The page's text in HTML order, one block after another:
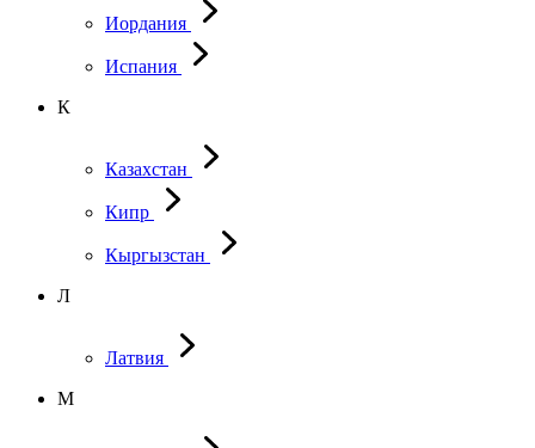
Иордания
Испания
К
Казахстан
Кипр
Кыргызстан
Л
Латвия
М